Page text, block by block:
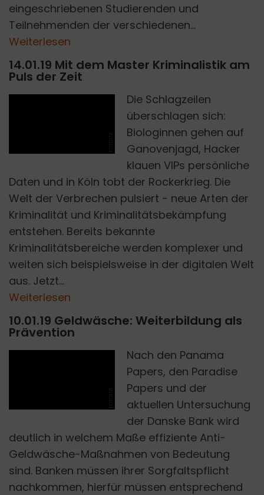
eingeschriebenen Studierenden und
Teilnehmenden der verschiedenen...
Weiterlesen
14.01.19 Mit dem Master Kriminalistik am
Puls der Zeit
Die Schlagzeilen
überschlagen sich:
Biologinnen gehen auf
Ganovenjagd, Hacker
klauen VIPs persönliche
Daten und in Köln tobt der Rockerkrieg. Die
Welt der Verbrechen pulsiert - neue Arten der
Kriminalität und Kriminalitätsbekämpfung
entstehen. Bereits bekannte
Kriminalitätsbereiche werden komplexer und
weiten sich beispielsweise in der digitalen Welt
aus. Jetzt...
Weiterlesen
10.01.19 Geldwäsche: Weiterbildung als
Prävention
Nach den Panama
Papers, den Paradise
Papers und der
aktuellen Untersuchung
der Danske Bank wird
deutlich in welchem Maße effiziente Anti-
Geldwäsche-Maßnahmen von Bedeutung
sind. Banken müssen ihrer Sorgfaltspflicht
nachkommen, hierfür müssen entsprechend